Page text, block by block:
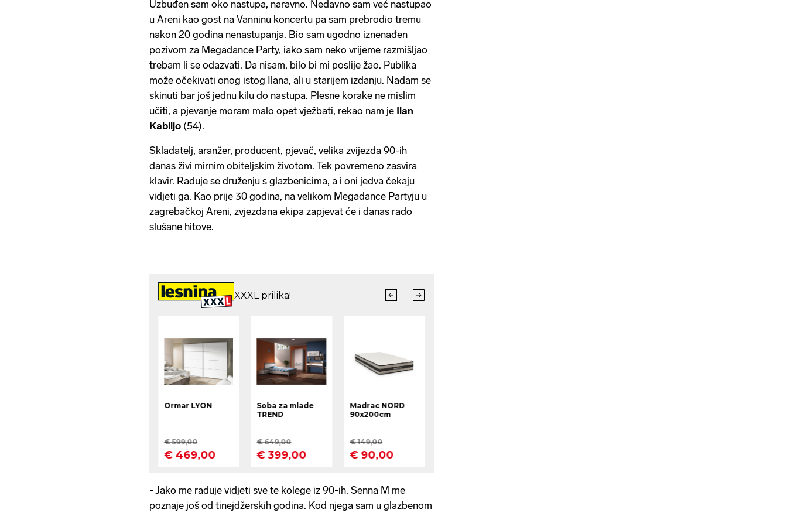
Uzbuđen sam oko nastupa, naravno. Nedavno sam već nastupao
u Areni kao gost na Vanninu koncertu pa sam prebrodio tremu
nakon 20 godina nenastupanja. Bio sam ugodno iznenađen
pozivom za Megadance Party, iako sam neko vrijeme razmišljao
trebam li se odazvati. Da nisam, bilo bi mi poslije žao. Publika
može očekivati onog istog Ilana, ali u starijem izdanju. Nadam se
skinuti bar još jednu kilu do nastupa. Plesne korake ne mislim
učiti, a pjevanje moram malo opet vježbati, rekao nam je Ilan
Kabiljo (54).
Skladatelj, aranžer, producent, pjevač, velika zvijezda 90-ih
danas živi mirnim obiteljskim životom. Tek povremeno zasvira
klavir. Raduje se druženju s glazbenicima, a i oni jedva čekaju
vidjeti ga. Kao prije 30 godina, na velikom Megadance Partyju u
zagrebačkoj Areni, zvjezdana ekipa zapjevat će i danas rado
slušane hitove.
- Jako me raduje vidjeti sve te kolege iz 90-ih. Senna M me
poznaje još od tinejdžerskih godina. Kod njega sam u glazbenom